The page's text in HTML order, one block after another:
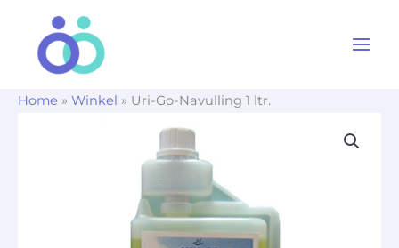
Home » Winkel » Uri-Go-Navulling 1 ltr.